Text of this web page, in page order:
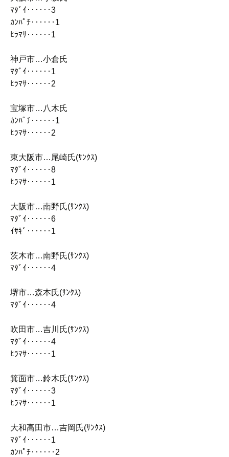
ﾏﾀﾞｲ‥‥‥3
ｶﾝﾊﾟﾁ‥‥‥1
ﾋﾗﾏｻ‥‥‥1
神戸市…小倉氏
ﾏﾀﾞｲ‥‥‥1
ﾋﾗﾏｻ‥‥‥2
宝塚市…八木氏
ｶﾝﾊﾟﾁ‥‥‥1
ﾋﾗﾏｻ‥‥‥2
東大阪市…尾崎氏(ｻﾝｸｽ)
ﾏﾀﾞｲ‥‥‥8
ﾋﾗﾏｻ‥‥‥1
大阪市…南野氏(ｻﾝｸｽ)
ﾏﾀﾞｲ‥‥‥6
ｲｻｷﾞ‥‥‥1
茨木市…南野氏(ｻﾝｸｽ)
ﾏﾀﾞｲ‥‥‥4
堺市…森本氏(ｻﾝｸｽ)
ﾏﾀﾞｲ‥‥‥4
吹田市…吉川氏(ｻﾝｸｽ)
ﾏﾀﾞｲ‥‥‥4
ﾋﾗﾏｻ‥‥‥1
箕面市…鈴木氏(ｻﾝｸｽ)
ﾏﾀﾞｲ‥‥‥3
ﾋﾗﾏｻ‥‥‥1
大和高田市…吉岡氏(ｻﾝｸｽ)
ﾏﾀﾞｲ‥‥‥1
ｶﾝﾊﾟﾁ‥‥‥2